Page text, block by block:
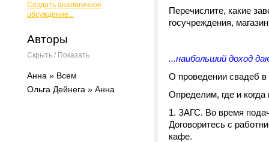
Создать аналогичное
обсуждение...
Авторы
Скрыть / Показать
Анна » Всем
Ольга Дейнега » Анна
Перечислите, какие
госучреждения,
...наибольший доход
О проведении свадеб
Определим, где и
ЗАГС. Во время
Договоритесь с
кафе.